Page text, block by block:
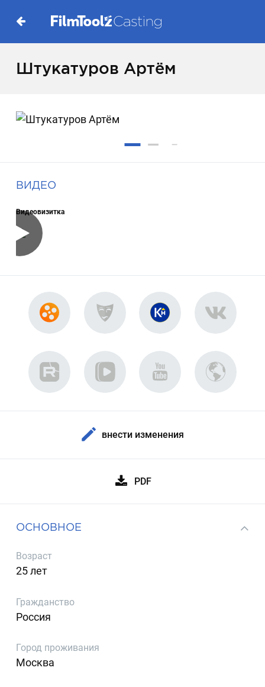
Штукатуров Артём
ВИДЕО
Видеовизитка
внести изменения
PDF
ОСНОВНОЕ
Возраст
25 лет
Гражданство
Россия
Город проживания
Москва